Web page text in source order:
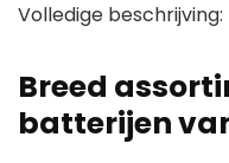
Volledige beschrijving:
Breed
batterijen